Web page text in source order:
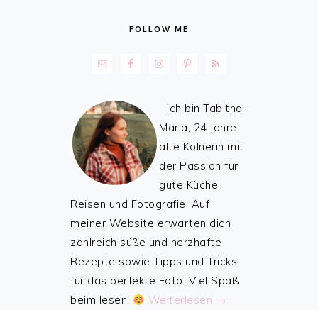
FOLLOW ME
Ich bin Tabitha-
Maria, 24 Jahre
alte Kölnerin mit
der Passion für
gute Küche,
Reisen und Fotografie. Auf
meiner Website erwarten dich
zahlreich süße und herzhafte
Rezepte sowie Tipps und Tricks
für das perfekte Foto. Viel Spaß
beim lesen!
Weiterlesen →